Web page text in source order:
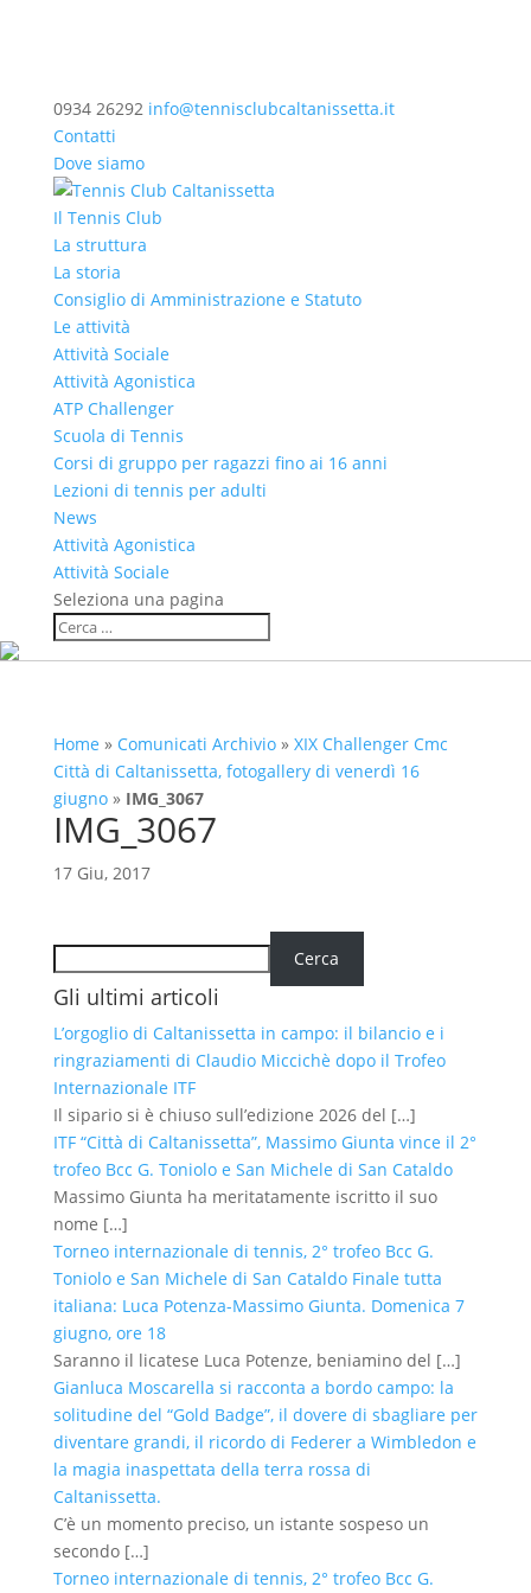
0934 26292 info@tennisclubcaltanissetta.it
Contatti
Dove siamo
Il Tennis Club
La struttura
La storia
Consiglio di Amministrazione e Statuto
Le attività
Attività Sociale
Attività Agonistica
ATP Challenger
Scuola di Tennis
Corsi di gruppo per ragazzi fino ai 16 anni
Lezioni di tennis per adulti
News
Attività Agonistica
Attività Sociale
Seleziona una pagina
Home » Comunicati Archivio» XIX Challenger Cmc
Città di Caltanissetta, fotogallery di venerdì 16
giugno» IMG_3067
IMG_3067
17 Giu, 2017
Cerca
Cerca
Gli ultimi articoli
L’orgoglio di Caltanissetta in campo: il bilancio e i
ringraziamenti di Claudio Miccichè dopo il Trofeo
Internazionale ITF
Il sipario si è chiuso sull’edizione 2026 del […]
ITF “Città di Caltanissetta”, Massimo Giunta vince il 2°
trofeo Bcc G. Toniolo e San Michele di San Cataldo
Massimo Giunta ha meritatamente iscritto il suo
nome […]
Torneo internazionale di tennis, 2° trofeo Bcc G.
Toniolo e San Michele di San Cataldo Finale tutta
italiana: Luca Potenza-Massimo Giunta. Domenica 7
giugno, ore 18
Saranno il licatese Luca Potenze, beniamino del […]
Gianluca Moscarella si racconta a bordo campo: la
solitudine del “Gold Badge”, il dovere di sbagliare per
diventare grandi, il ricordo di Federer a Wimbledon e
la magia inaspettata della terra rossa di
Caltanissetta.
C’è un momento preciso, un istante sospeso un
secondo […]
Torneo internazionale di tennis, 2° trofeo Bcc G.